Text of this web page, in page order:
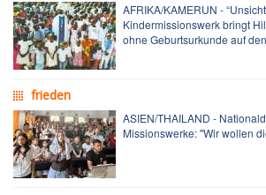
AFRIKA/KAMERUN -
Kindermissionswerk bringt
ohne Geburtsurkunde auf
frieden
ASIEN/THAILAND -
Missionswerke: "Wir wollen